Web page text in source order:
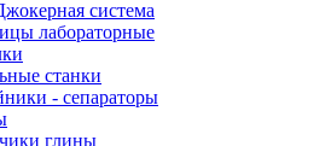
система
лабораторные
станки
- сепараторы
глины